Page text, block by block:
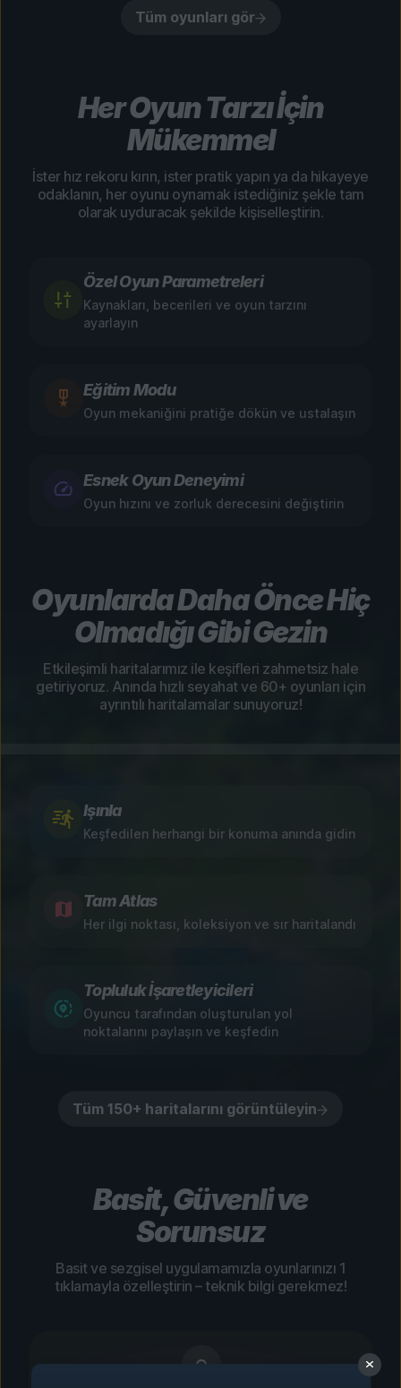
Tüm oyunları gör
Her Oyun Tarzı İçin
Mükemmel
İster hız rekoru kırın, ister pratik yapın ya da hikayeye
odaklanın, her oyunu oynamak istediğiniz şekle tam
olarak uyduracak şekilde kişiselleştirin.
Özel Oyun Parametreleri
Kaynakları, becerileri ve oyun tarzını
ayarlayın
Eğitim Modu
Oyun mekaniğini pratiğe dökün ve ustalaşın
Esnek Oyun Deneyimi
Oyun hızını ve zorluk derecesini değiştirin
Oyunlarda Daha Önce Hiç
Olmadığı Gibi Gezin
Etkileşimli haritalarımız ile keşifleri zahmetsiz hale
getiriyoruz. Anında hızlı seyahat ve 60+ oyunları için
ayrıntılı haritalamalar sunuyoruz!
Işınla
Keşfedilen herhangi bir konuma anında gidin
Tam Atlas
Her ilgi noktası, koleksiyon ve sır haritalandı
Topluluk İşaretleyicileri
Oyuncu tarafından oluşturulan yol
noktalarını paylaşın ve keşfedin
Tüm 150+ haritalarını görüntüleyin
Basit, Güvenli ve
Sorunsuz
Basit ve sezgisel uygulamamızla oyunlarınızı 1
tıklamayla özelleştirin – teknik bilgi gerekmez!